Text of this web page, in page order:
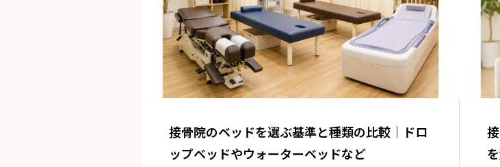
接骨院のベッドを選ぶ基準と種類の比較｜ドロ
ップベッドやウォーターベッドなど